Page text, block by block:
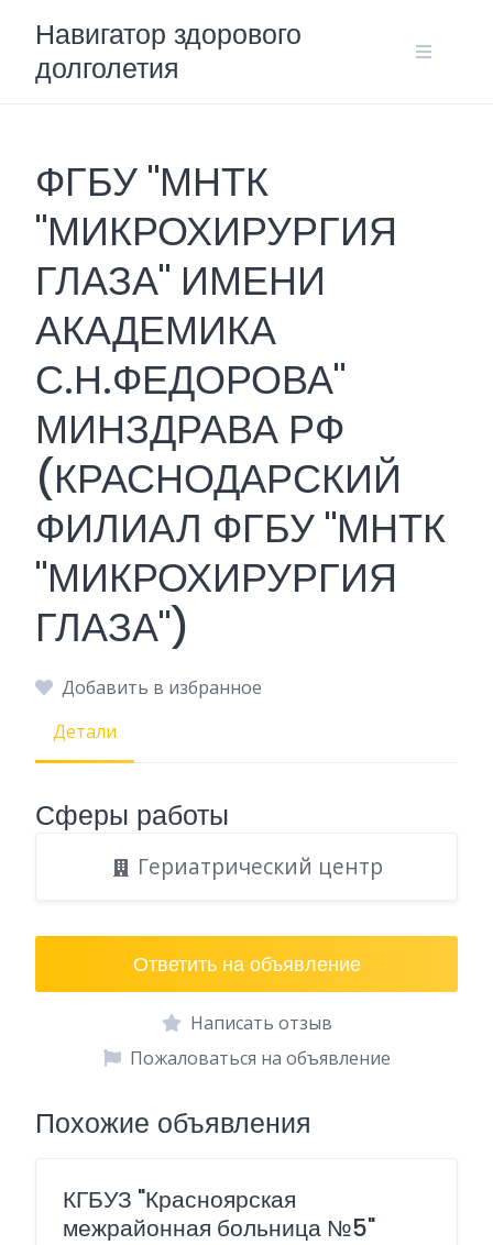
content
Навигатор здорового
долголетия
ФГБУ "МНТК
"МИКРОХИРУРГИЯ
ГЛАЗА" ИМЕНИ
АКАДЕМИКА
С.Н.ФЕДОРОВА"
МИНЗДРАВА РФ
(КРАСНОДАРСКИЙ
ФИЛИАЛ ФГБУ "МНТК
"МИКРОХИРУРГИЯ
ГЛАЗА")
Добавить в избранное
Детали
Сферы работы
Гериатрический центр
Ответить на объявление
Написать отзыв
Пожаловаться на объявление
Похожие объявления
КГБУЗ "Красноярская
межрайонная больница №5"